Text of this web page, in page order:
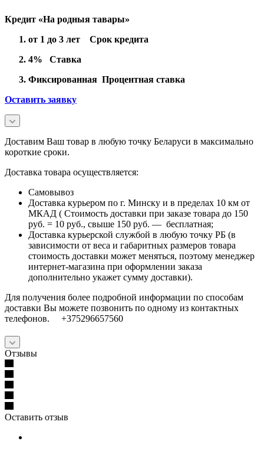
Кредит «На родныя тавары»
от 1 до 3 лет Срок кредита
4% Ставка
Фиксированная Процентная ставка
Оставить заявку
Доставим Ваш товар в любую точку Беларуси в максимально
короткие сроки.
Доставка товара осуществляется:
Самовывоз
Доставка курьером по г. Минску и в пределах 10 км от
МКАД ( Стоимость доставки при заказе товара до 150
руб. = 10 руб., свыше 150 руб. — бесплатная;
Доставка курьерской службой в любую точку РБ (в
зависимости от веса и габаритных размеров товара
стоимость доставки может меняться, поэтому менеджер
интернет-магазина при оформлении заказа
дополнительно укажет сумму доставки).
Для получения более подробной информации по способам
доставки Вы можете позвонить по одному из контактных
телефонов. +375296657560
Отзывы
Оставить отзыв